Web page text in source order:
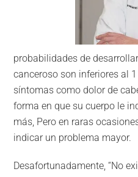
probabilidades de
canceroso son inferiores al
síntomas como dolor de
forma en que su cuerpo le
más, Pero en raras
indicar un problema mayor.
Desafortunadamente, “No